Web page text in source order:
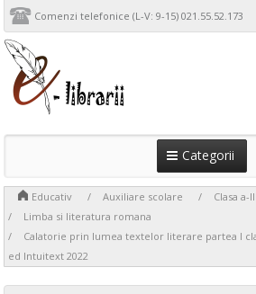
Comenzi telefonice (L-V: 9-15) 021.55.52.173
Categorii
Educativ Auxiliare scolare Clasa a-
Limba si literatura romana
Calatorie prin lumea textelor literare partea I
ed Intuitext 2022